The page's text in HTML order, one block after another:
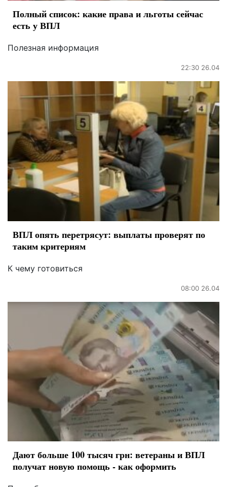
Полный список: какие права и льготы сейчас
есть у ВПЛ
Полезная информация
22:30 26.04
ВПЛ опять перетрясут: выплаты проверят по
таким критериям
К чему готовиться
08:00 26.04
Дают больше 100 тысяч грн: ветераны и ВПЛ
получат новую помощь - как оформить